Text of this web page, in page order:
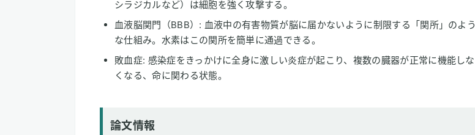
シラジカルなど）は細胞を強く攻撃する。
血液脳関門（BBB）: 血液中の有害物質が脳に届かないように制限する「関所」のよう
な仕組み。水素はこの関所を簡単に通過できる。
敗血症: 感染症をきっかけに全身に激しい炎症が起こり、複数の臓器が正常に機能しな
くなる、命に関わる状態。
論文情報